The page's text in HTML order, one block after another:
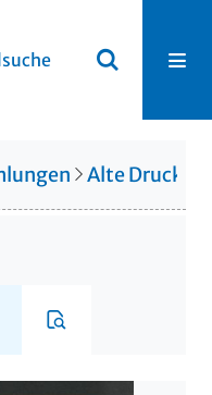
Alte Drucke